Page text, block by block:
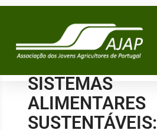
Skip
SISTEMAS
ALIMENTARES
SUSTENTÁVEIS: